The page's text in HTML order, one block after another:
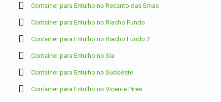
Container para Entulho no Recanto das Emas
Container para Entulho no Riacho Fundo
Container para Entulho no Riacho Fundo 2
Container para Entulho no Sia
Container para Entulho no Sudoeste
Container para Entulho no Vicente Pires